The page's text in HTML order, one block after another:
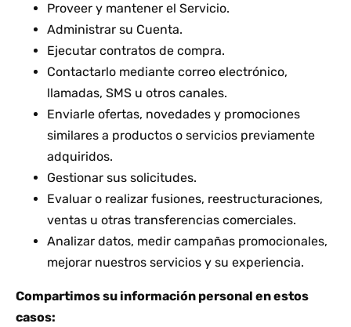
Proveer y mantener el Servicio.
Administrar su Cuenta.
Ejecutar contratos de compra.
Contactarlo mediante correo electrónico,
llamadas, SMS u otros canales.
Enviarle ofertas, novedades y promociones
similares a productos o servicios previamente
adquiridos.
Gestionar sus solicitudes.
Evaluar o realizar fusiones, reestructuraciones,
ventas u otras transferencias comerciales.
Analizar datos, medir campañas promocionales,
mejorar nuestros servicios y su experiencia.
Compartimos su información personal en estos
casos: